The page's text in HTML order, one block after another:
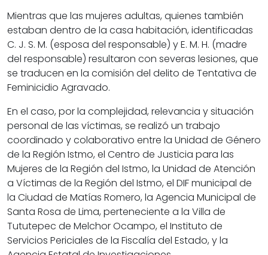
Mientras que las mujeres adultas, quienes también
estaban dentro de la casa habitación, identificadas
C. J. S. M. (esposa del responsable) y E. M. H. (madre
del responsable) resultaron con severas lesiones, que
se traducen en la comisión del delito de Tentativa de
Feminicidio Agravado.
En el caso, por la complejidad, relevancia y situación
personal de las víctimas, se realizó un trabajo
coordinado y colaborativo entre la Unidad de Género
de la Región Istmo, el Centro de Justicia para las
Mujeres de la Región del Istmo, la Unidad de Atención
a Víctimas de la Región del Istmo, el DIF municipal de
la Ciudad de Matías Romero, la Agencia Municipal de
Santa Rosa de Lima, perteneciente a la Villa de
Tututepec de Melchor Ocampo, el Instituto de
Servicios Periciales de la Fiscalía del Estado, y la